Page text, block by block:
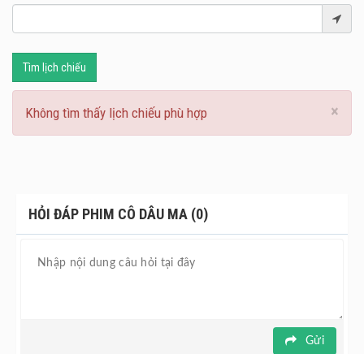
Tìm lịch chiếu
×
Không tìm thấy lịch chiếu phù hợp
HỎI ĐÁP PHIM CÔ DÂU MA (0)
Gửi